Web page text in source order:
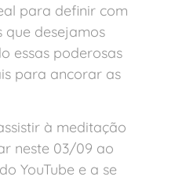
para definir com
que desejamos
essas poderosas
para ancorar as
à meditação
neste 03/09 ao
YouTube e a se